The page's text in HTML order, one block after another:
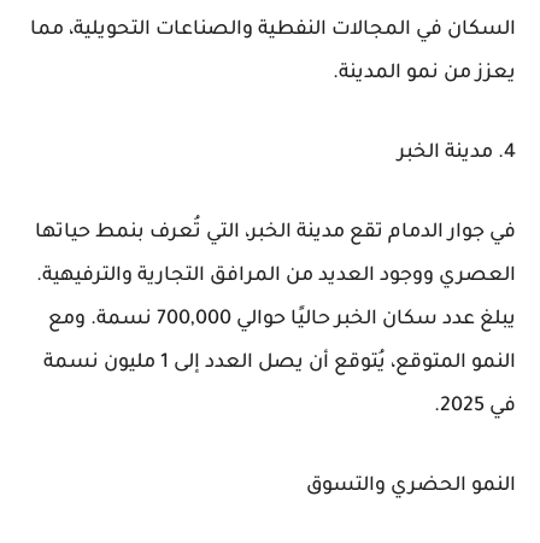
السكان في المجالات النفطية والصناعات التحويلية، مما
يعزز من نمو المدينة.
4. مدينة الخبر
في جوار الدمام تقع مدينة الخبر، التي تُعرف بنمط حياتها
العصري ووجود العديد من المرافق التجارية والترفيهية.
يبلغ عدد سكان الخبر حاليًا حوالي 700,000 نسمة. ومع
النمو المتوقع، يُتوقع أن يصل العدد إلى 1 مليون نسمة
في 2025.
النمو الحضري والتسوق